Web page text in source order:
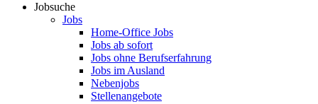
Jobsuche
Jobs
Home-Office Jobs
Jobs ab sofort
Jobs ohne Berufserfahrung
Jobs im Ausland
Nebenjobs
Stellenangebote